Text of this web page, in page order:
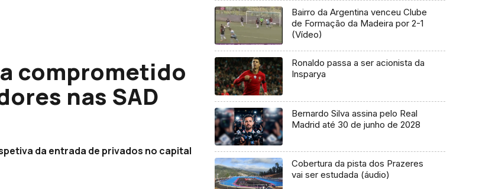
comprometido
nas SAD
da entrada de privados no capital
Bairro da Argentina venceu Clube
de Formação da Madeira por 2-1
(Vídeo)
Ronaldo passa a ser acionista da
Insparya
Bernardo Silva assina pelo Real
Madrid até 30 de junho de 2028
Cobertura da pista dos Prazeres
vai ser estudada (áudio)